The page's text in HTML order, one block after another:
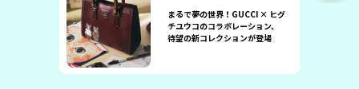
まるで夢の世界！GUCCI × ヒグ
チユウコのコラボレーション、
待望の新コレクションが登場